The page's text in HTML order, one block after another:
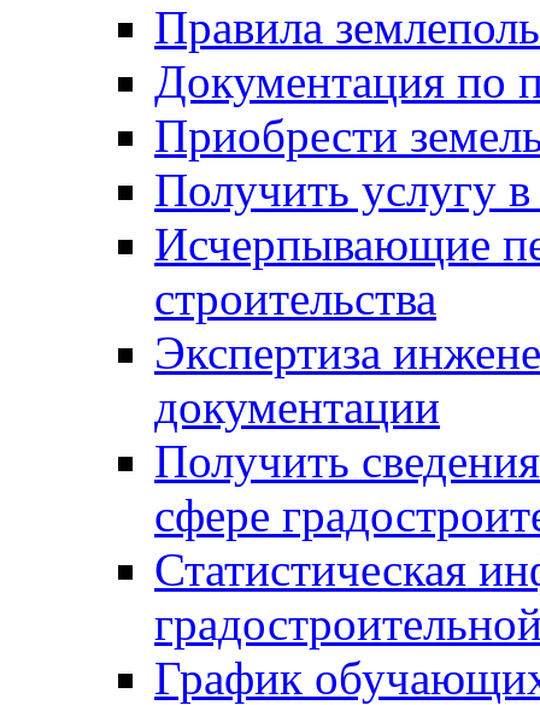
Правила
Документация по
Приобрести
Получить услугу в
Исчерпывающие
строительства
Экспертиза
документации
Получить
сфере
Статистическая
График